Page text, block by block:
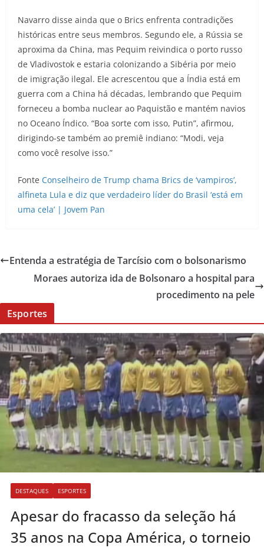
Navarro disse ainda que o Brics enfrenta contradições
históricas entre seus membros. Segundo ele, a Rússia se
aproxima da China, mas Pequim reivindica o porto russo
de Vladivostok e estaria colonizando a Sibéria por meio
de imigração ilegal. Ele acrescentou que a Índia está em
guerra com a China há décadas, lembrando que Pequim
forneceu a bomba nuclear ao Paquistão e mantém navios
no Oceano Índico. “Boa sorte com isso, Putin”, afirmou,
dirigindo-se também ao premiê indiano: “Modi, veja
como você resolve isso.”
Fonte Conselheiro de Trump chama Brics de ‘vampiros’,
alfineta Lula e diz que verdadeiro líder do Brasil ‘está em
uma cela’ | Jovem Pan
Entenda a estratégia de Tarcísio com o bolsonarismo
Moraes autoriza ida de Bolsonaro a hospital para
procedimento na pele
Esportes
DESTAQUES ESPORTES
Apesar do fracasso da seleção há
35 anos na Copa América, o torneio